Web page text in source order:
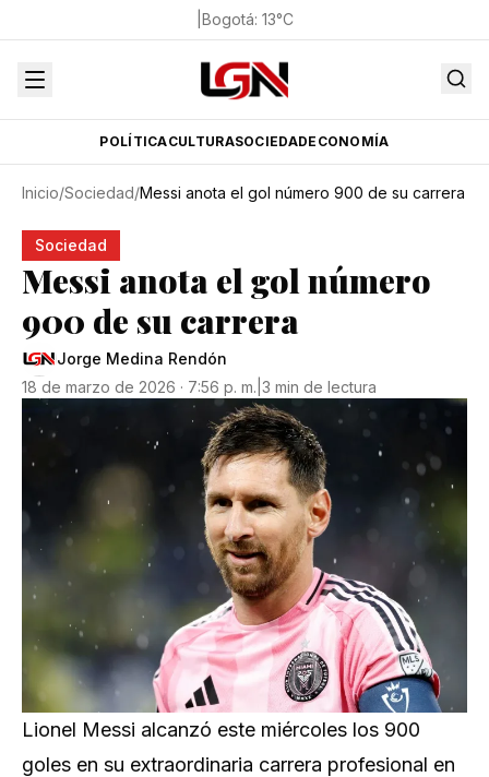
Bogotá: 13°C
POLÍTICACULTURASOCIEDADECONOMÍA
Inicio/Sociedad/Messi anota el gol número 900 de su carrera
Sociedad
Messi anota el gol número
900 de su carrera
Jorge Medina Rendón
18 de marzo de 2026 · 7:56 p. m. 3 min de lectura
Lionel Messi alcanzó este miércoles los 900
goles en su extraordinaria carrera profesional en